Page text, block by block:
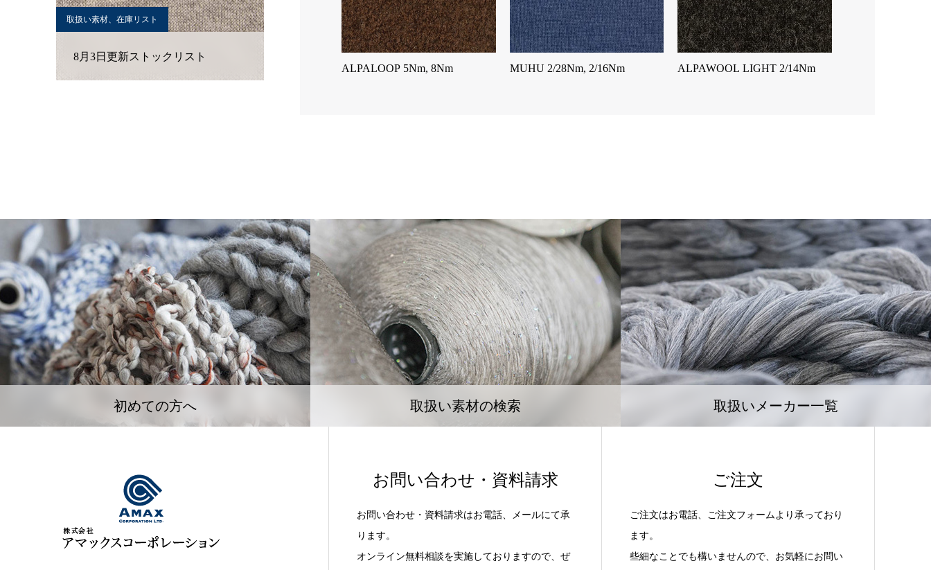
ALPALOOP 5Nm, 8Nm MUHU 2/28Nm, 2/16Nm ALPAWOOL LIGHT 2/14Nm
取扱い素材、在庫リスト
8月3日更新ストックリスト
初めての方へ 取扱い素材の検索 取扱いメーカー一覧
お問い合わせ・資料請求
お問い合わせ・資料請求はお電話、メールにて承
ります。
オンライン無料相談を実施しておりますので、ぜ
ご注文
ご注文はお電話、ご注文フォームより承っており
ます。
些細なことでも構いませんので、お気軽にお問い